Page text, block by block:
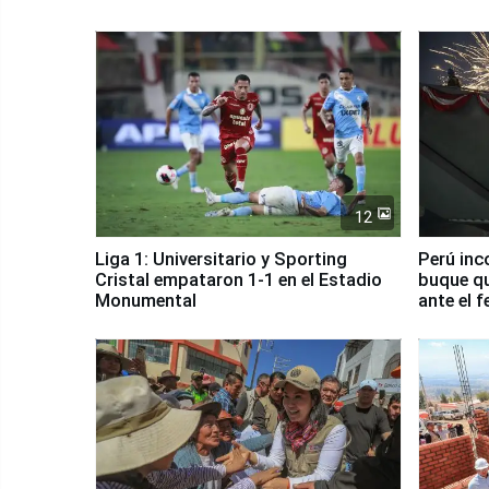
12
Liga 1: Universitario y Sporting
Cristal empataron 1-1 en el Estadio
Monumental
Perú
buque
ante el